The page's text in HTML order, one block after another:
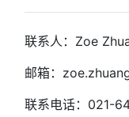
联系人：Zoe
邮箱：
联系电话：021-